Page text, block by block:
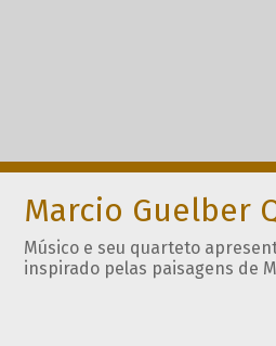
Marcio Guelber
Músico e seu quarteto
inspirado pelas paisagens de